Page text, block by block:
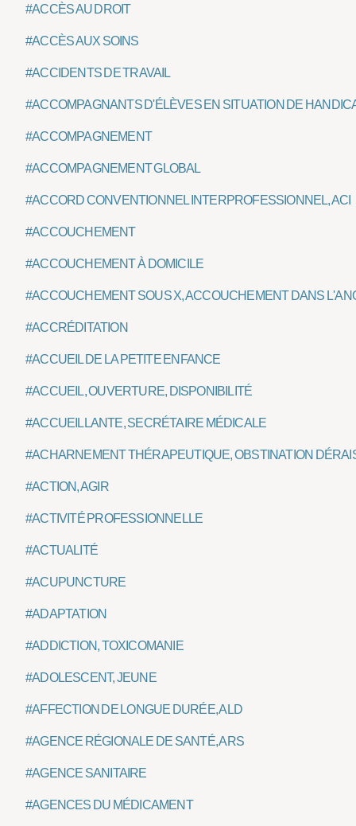
#ACCÈS AU DROIT
#ACCÈS AUX SOINS
#ACCIDENTS DE TRAVAIL
#ACCOMPAGNANTS D'ÉLÈVES EN SITUATION DE
#ACCOMPAGNEMENT
#ACCOMPAGNEMENT GLOBAL
#ACCORD CONVENTIONNEL INTERPROFESSIONNEL, ACI
#ACCOUCHEMENT
#ACCOUCHEMENT À DOMICILE
#ACCOUCHEMENT SOUS X, ACCOUCHEMENT DANS
#ACCRÉDITATION
#ACCUEIL DE LA PETITE ENFANCE
#ACCUEIL, OUVERTURE, DISPONIBILITÉ
#ACCUEILLANTE, SECRÉTAIRE MÉDICALE
#ACHARNEMENT THÉRAPEUTIQUE, OBSTINATION
#ACTION, AGIR
#ACTIVITÉ PROFESSIONNELLE
#ACTUALITÉ
#ACUPUNCTURE
#ADAPTATION
#ADDICTION, TOXICOMANIE
#ADOLESCENT, JEUNE
#AFFECTION DE LONGUE DURÉE, ALD
#AGENCE RÉGIONALE DE SANTÉ, ARS
#AGENCE SANITAIRE
#AGENCES DU MÉDICAMENT